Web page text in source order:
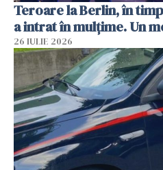
Teroare la Berlin, în
a intrat în mulțime. Un
26 IULIE 2026